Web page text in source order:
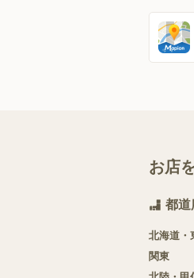
お店
都道
北海道・
関東